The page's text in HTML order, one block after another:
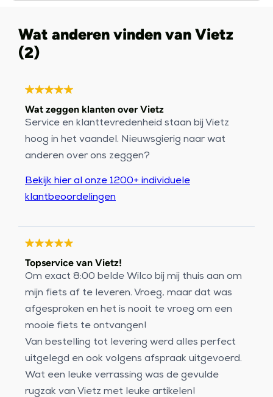
Wat anderen vinden van Vietz
(2)
Wat zeggen klanten over Vietz
Service en klanttevredenheid staan bij Vietz
hoog in het vaandel. Nieuwsgierig naar wat
anderen over ons zeggen?
Bekijk hier al onze 1200+ individuele
klantbeoordelingen
Topservice van Vietz!
Om exact 8:00 belde Wilco bij mij thuis aan om
mijn fiets af te leveren. Vroeg, maar dat was
afgesproken en het is nooit te vroeg om een
mooie fiets te ontvangen!
Van bestelling tot levering werd alles perfect
uitgelegd en ook volgens afspraak uitgevoerd.
Wat een leuke verrassing was de gevulde
rugzak van Vietz met leuke artikelen!